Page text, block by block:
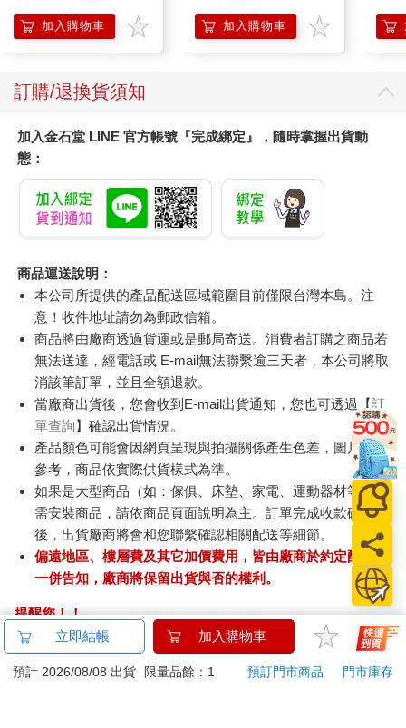
加入購物車 加入購物車
訂購/退換貨須知
加入金石堂 LINE 官方帳號『完成綁定』，隨時掌握出貨動
態：
商品運送說明：
本公司所提供的產品配送區域範圍目前僅限台灣本島。注
意！收件地址請勿為郵政信箱。
商品將由廠商透過貨運或是郵局寄送。消費者訂購之商品若
無法送達，經電話或 E-mail無法聯繫逾三天者，本公司將取
消該筆訂單，並且全額退款。
當廠商出貨後，您會收到E-mail出貨通知，您也可透過【訂
單查詢】確認出貨情況。
產品顏色可能會因網頁呈現與拍攝關係產生色差，圖片僅供
參考，商品依實際供貨樣式為準。
如果是大型商品（如：傢俱、床墊、家電、運動器材等）及
需安裝商品，請依商品頁面說明為主。訂單完成收款確認
後，出貨廠商將會和您聯繫確認相關配送等細節。
偏遠地區、樓層費及其它加價費用，皆由廠商於約定配送時
一併告知，廠商將保留出貨與否的權利。
提醒您！！
金石堂及銀行均不會請您操作ATM! 如接獲電話要求您前往
ATM提款機，請不要聽從指示，以免受騙上當！
立即結帳 加入購物車
預計 2026/08/08 出貨 限量品餘：1 預訂門市商品 門市庫存